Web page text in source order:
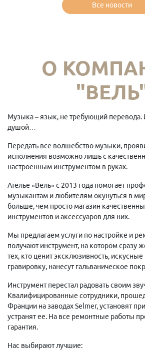
Все новости
О
Музыка – язык, не требующий перевода.
душой…
Передать все волшебство музыки,
исполнения возможно лишь с
настроенным инструментом в руках.
Ателье «Вель» с 2013 года помогает
музыкантам и любителям окунуться в
больше, чем просто магазин
инструментов и аксессуаров для них.
Мы предлагаем услуги по настройке и
получают инструмент, на котором сразу
тех, кто ценит эксклюзивность,
гравировку, нанесут гальваническое
Инструмент перестал радовать своим
Квалифицированные сотрудники,
Франции на заводах Selmer, установят
устранят ее. На все ремонтные работы
гарантия.
Нас выбирают лучшие: